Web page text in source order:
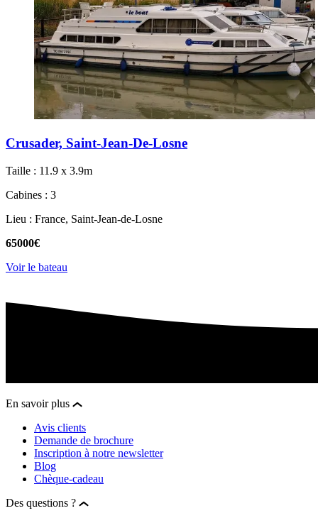
Crusader, Saint-Jean-De-Losne
Taille : 11.9 x 3.9m
Cabines : 3
Lieu : France, Saint-Jean-de-Losne
65000€
Voir le bateau
En savoir plus
Avis clients
Demande de brochure
Inscription à notre newsletter
Blog
Chèque-cadeau
Des questions ?